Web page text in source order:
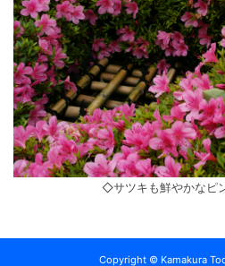
◇サツキも鮮やかなピ
Copyright © Kamakura